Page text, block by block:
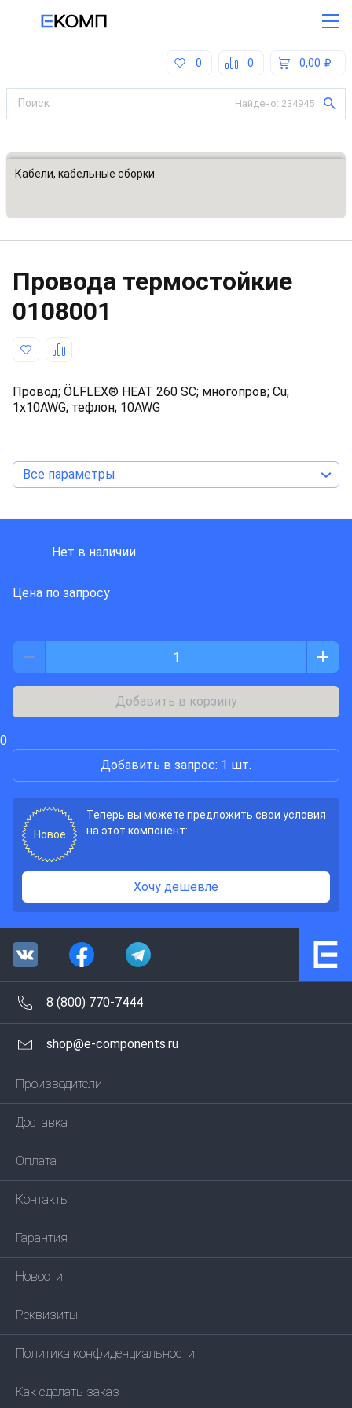
0,00
0
0
Найдено: 234945
Все категории
Кабели, кабельные сборки
Провода термостойкие
0108001
Провод; ÖLFLEX® HEAT 260 SC; многопров; Cu;
1x10AWG; тефлон; 10AWG
Все параметры
Нет в наличии
Цена по запросу
Добавить в корзину
0
Добавить в запрос: 1 шт.
Новое
Теперь вы можете предложить свои условия
на этот компонент:
Хочу дешевле
8 (800) 770-7444
shop@e-components.ru
Производители
Доставка
Оплата
Контакты
Гарантия
Новости
Реквизиты
Политика конфиденциальности
Как сделать заказ